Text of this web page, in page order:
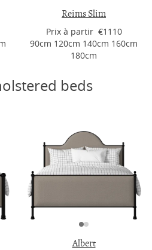
Reims Slim
Prix ​​à partir €1110
90cm 120cm 140cm 160cm
180cm
beds
Albert